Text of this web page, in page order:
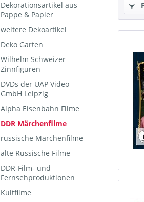
Dekorationsartikel aus
Pappe & Papier
weitere Dekoartikel
Deko Garten
Wilhelm Schweizer
Zinnfiguren
DVDs der UAP Video
GmbH Leipzig
Alpha Eisenbahn Filme
DDR Märchenfilme
russische Märchenfilme
alte Russische Filme
DDR-Film- und
Fernsehproduktionen
Kultfilme